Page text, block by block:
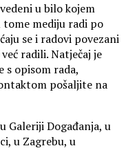
u bilo kojem
mediju radi po
se i radovi povezani
radili. Natječaj je
s opisom rada,
pošaljite na
Galeriji Događanja, u
u Zagrebu, u